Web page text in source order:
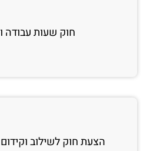
חוק שעות עבודה
הצעת חוק לשילוב